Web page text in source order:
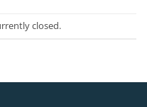
closed.